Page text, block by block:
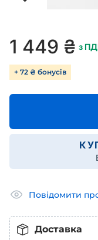
1 449 ₴ з
+ 72 ₴ бонусів
Повідомити
Доставка